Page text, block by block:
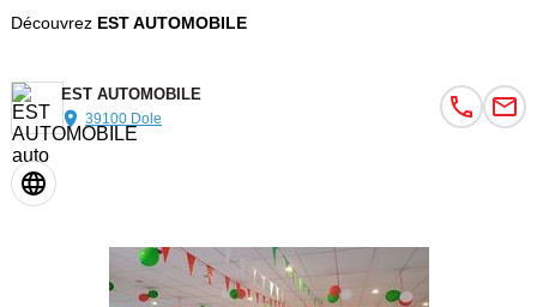
Découvrez EST AUTOMOBILE
EST AUTOMOBILE
39100 Dole